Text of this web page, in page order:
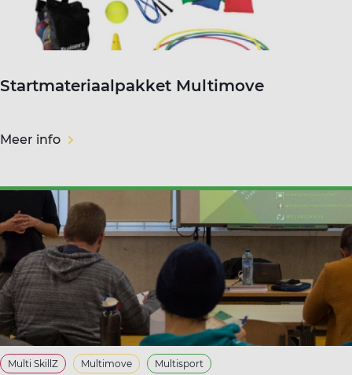
Startmateriaalpakket Multimove
Meer info
Multi SkillZ Multimove Multisport